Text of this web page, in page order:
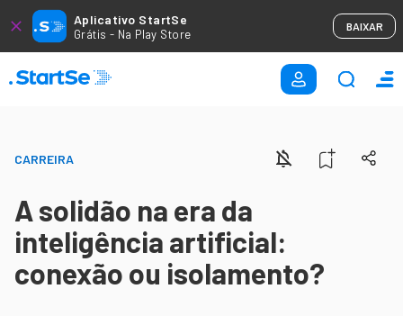
Aplicativo StartSe
Grátis - Na Play Store
BAIXAR
CARREIRA
A solidão na era da
inteligência artificial:
conexão ou isolamento?